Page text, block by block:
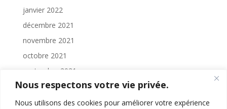
Nous respectons votre vie privée.
Nous utilisons des cookies pour améliorer votre expérience
janvier 2022
décembre 2021
novembre 2021
octobre 2021
septembre 2021
août 2021
juillet 2021